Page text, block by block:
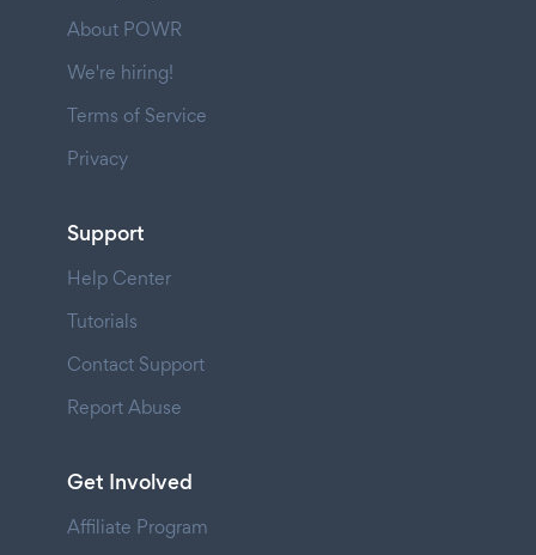
About POWR
We're hiring!
Terms of Service
Privacy
Support
Help Center
Tutorials
Contact Support
Report Abuse
Get Involved
Affiliate Program